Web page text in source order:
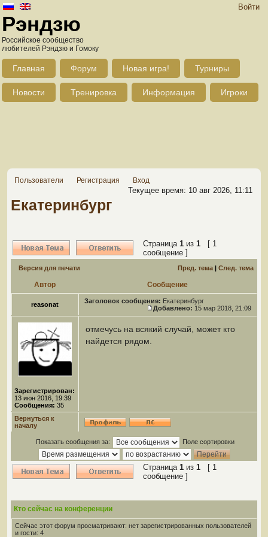
Войти
Рэндзю
Российское сообщество
любителей Рэндзю и Гомоку
Главная Форум Новая игра! Турниры
Новости Тренировка Информация Игроки
Пользователи Регистрация Вход
Текущее время: 10 авг 2026, 11:11
Екатеринбург
Страница 1 из 1 [ 1
сообщение ]
Версия для печати Пред. тема | След. тема
Автор Сообщение
reasonat Заголовок сообщения: Екатеринбург
Добавлено: 15 мар 2018, 21:09
Зарегистрирован:
13 июн 2016, 19:39
Сообщения: 35
отмечусь на всякий случай, может кто
найдется рядом.
Вернуться к
началу
Показать сообщения за: Поле сортировки
Страница 1 из 1 [ 1
сообщение ]
Кто сейчас на конференции
Сейчас этот форум просматривают: нет зарегистрированных пользователей
и гости: 4